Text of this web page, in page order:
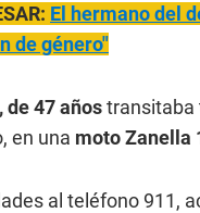
El hermano del
de género"
de 47 añostransitaba
en una moto Zanella
al teléfono 911,